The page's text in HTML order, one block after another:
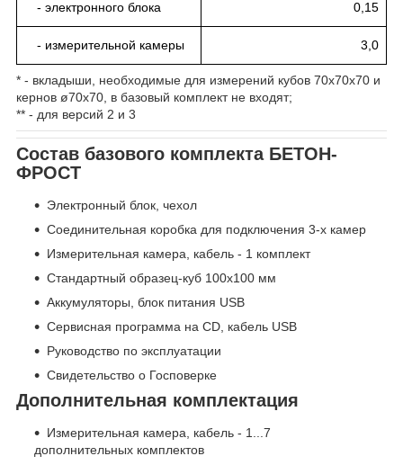
- электронного блока 0,15
- измерительной камеры 3,0
* - вкладыши, необходимые для измерений кубов 70х70х70 и
кернов ø70x70, в базовый комплект не входят;
** - для версий 2 и 3
Состав базового комплекта БЕТОН-
ФРОСТ
Электронный блок, чехол
Соединительная коробка для подключения 3-х камер
Измерительная камера, кабель - 1 комплект
Стандартный образец-куб 100х100 мм
Аккумуляторы, блок питания USB
Сервисная программа на CD, кабель USB
Руководство по эксплуатации
Свидетельство о Госповерке
Дополнительная комплектация
Измерительная камера, кабель - 1...7
дополнительных комплектов